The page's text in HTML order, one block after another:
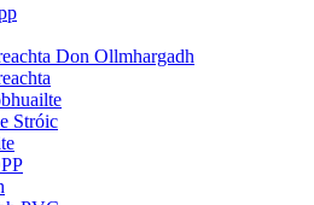
Don Ollmhargadh
Stróic